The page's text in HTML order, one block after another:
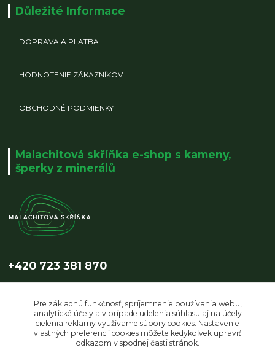
Důležité Informace
DOPRAVA A PLATBA
HODNOTENIE ZÁKAZNÍKOV
OBCHODNÉ PODMIENKY
Malachitová skříňka e-shop s kameny,
šperky z minerálů
+420 723 381 870
Pre základnú funkčnosť, spríjemnenie používania webu,
analytické účely a v prípade udelenia súhlasu aj na účely
cielenia reklamy využívame súbory cookies. Nastavenie
vlastných preferencií cookies môžete kedykoľvek upraviť
odkazom v spodnej časti stránok.